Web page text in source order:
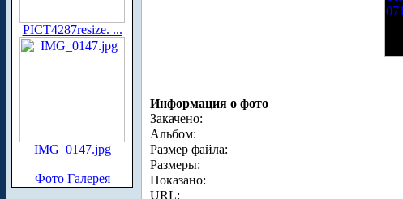
PICT4287resize. ...
IMG_0147.jpg
Фото Галерея
Информация о фото
Закачено:
Альбом:
Размер файла:
Размеры:
Показано:
URL: